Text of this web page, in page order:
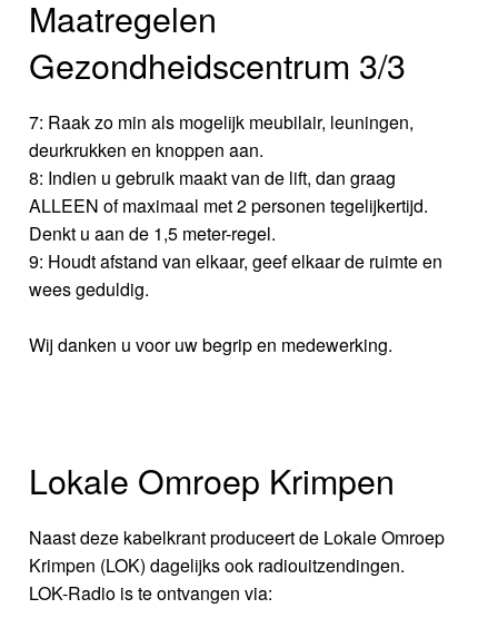
Maatregelen
Gezondheidscentrum 3/3
7: Raak zo min als mogelijk meubilair, leuningen,
deurkrukken en knoppen aan.
8: Indien u gebruik maakt van de lift, dan graag
ALLEEN of maximaal met 2 personen tegelijkertijd.
Denkt u aan de 1,5 meter-regel.
9: Houdt afstand van elkaar, geef elkaar de ruimte en
wees geduldig.
Wij danken u voor uw begrip en medewerking.
Lokale Omroep Krimpen
Naast deze kabelkrant produceert de Lokale Omroep
Krimpen (LOK) dagelijks ook radiouitzendingen.
LOK-Radio is te ontvangen via: